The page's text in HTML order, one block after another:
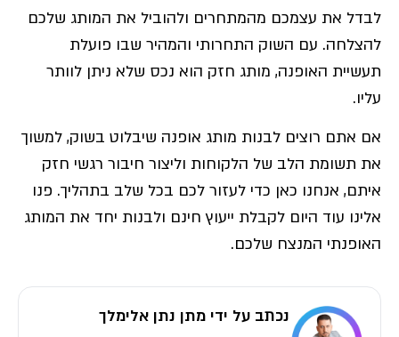
לבדל את עצמכם מהמתחרים ולהוביל את המותג שלכם
להצלחה. עם השוק התחרותי והמהיר שבו פועלת
תעשיית האופנה, מותג חזק הוא נכס שלא ניתן לוותר
עליו.
אם אתם רוצים לבנות מותג אופנה שיבלוט בשוק, למשוך
את תשומת הלב של הלקוחות וליצור חיבור רגשי חזק
איתם, אנחנו כאן כדי לעזור לכם בכל שלב בתהליך. פנו
אלינו עוד היום לקבלת ייעוץ חינם ולבנות יחד את המותג
האופנתי המנצח שלכם.
נכתב על ידי מתן נתן אלימלך